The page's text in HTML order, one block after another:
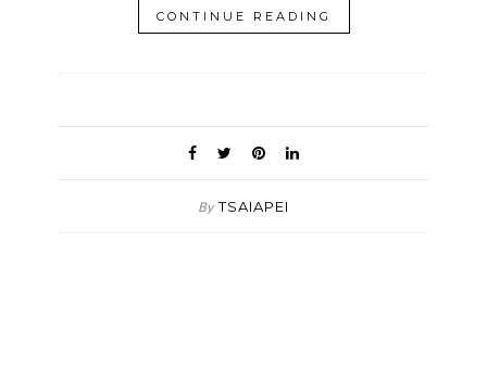
CONTINUE READING
By TSAIAPEI